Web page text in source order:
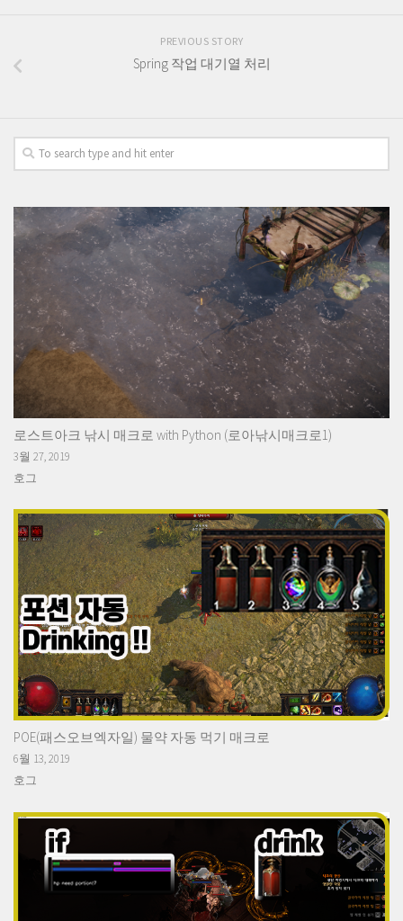
PREVIOUS STORY
Spring 작업 대기열 처리
로스트아크 낚시 매크로 with Python (로아낚시매크로1)
3월 27, 2019
호그
POE(패스오브엑자일) 물약 자동 먹기 매크로
6월 13, 2019
호그